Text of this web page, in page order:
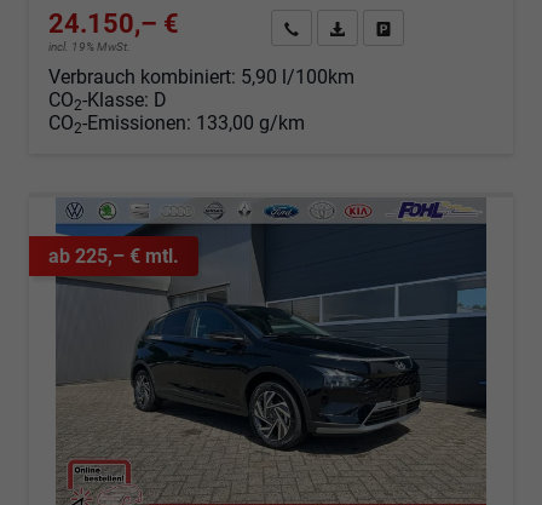
24.150,– €
incl. 19% MwSt.
Angebot anfordern
Fahrzeugexpose (PDF)
Verbrauch kombiniert: 5,90 l/100km
CO2-Klasse: D
CO2-Emissionen: 133,00 g/km
ab 225,– € mtl.